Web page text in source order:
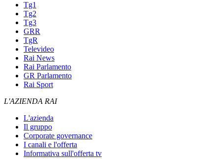
Tg1
Tg2
Tg3
GRR
TgR
Televideo
Rai News
Rai Parlamento
GR Parlamento
Rai Sport
L'AZIENDA RAI
L'azienda
Il gruppo
Corporate governance
I canali e l'offerta
Informativa sull'offerta tv